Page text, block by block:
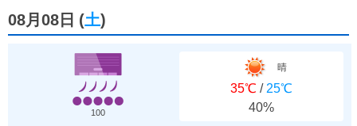
08月08日 (土)
100
晴
35℃ / 25℃
40%